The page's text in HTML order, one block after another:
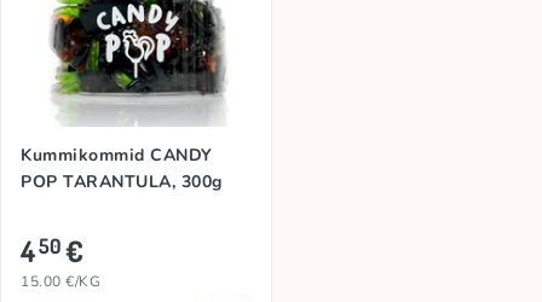
Kummikommid CANDY
POP TARANTULA, 300g
450€
15.00 €/KG